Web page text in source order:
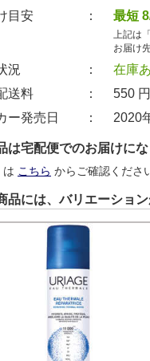
け目安 ：
最短
上記は「
お届け
状況 ：
在庫
配送料 ：
550 円
ー発売日 ：
2020
は宅配便でのお届けにな
は こちら からご確認くださ
品には、バリエーション